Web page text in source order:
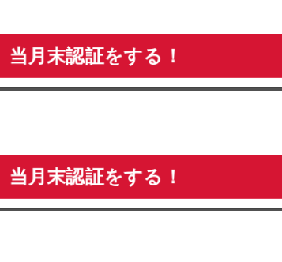
当月末認証をする！
当月末認証をする！